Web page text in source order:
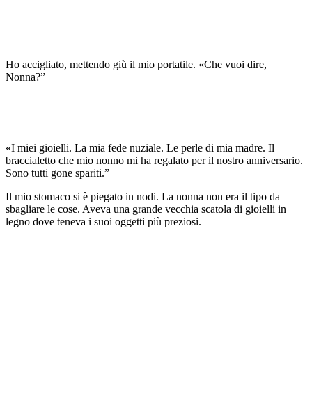
Ho accigliato, mettendo giù il mio portatile. «Che vuoi dire,
Nonna?”
«I miei gioielli. La mia fede nuziale. Le perle di mia madre. Il
braccialetto che mio nonno mi ha regalato per il nostro anniversario.
Sono tutti gone spariti.”
Il mio stomaco si è piegato in nodi. La nonna non era il tipo da
sbagliare le cose. Aveva una grande vecchia scatola di gioielli in
legno dove teneva i suoi oggetti più preziosi.